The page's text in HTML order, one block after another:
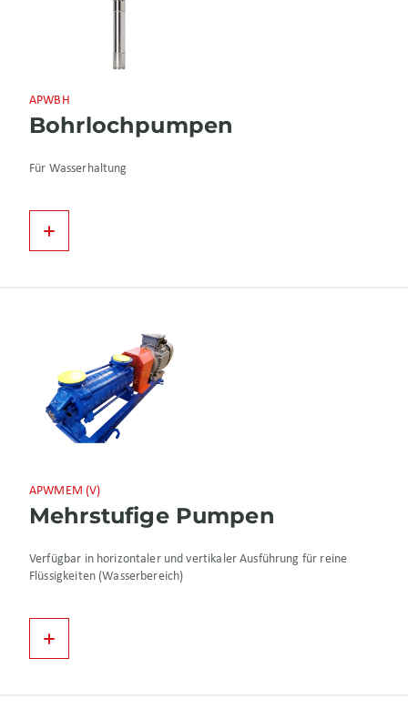
APWBH
Bohrlochpumpen
Für Wasserhaltung
APWMEM (V)
Mehrstufige Pumpen
Verfügbar in horizontaler und vertikaler Ausführung für reine
Flüssigkeiten (Wasserbereich)